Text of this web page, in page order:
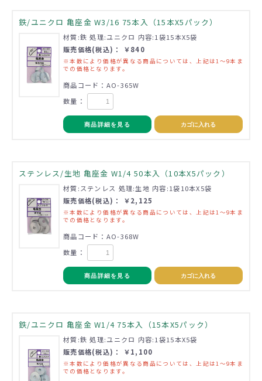
鉄/ユニクロ 亀座金 W3/16 75本入（15本X5パック）
材質:鉄 処理:ユニクロ 内容:1袋15本X5袋
販売価格(税込)： ￥840
※本数により価格が異なる商品については、上記は1～9本ま
での価格となります。
商品コード：AO-365W
数量：
商品詳細を見る カゴに入れる
ステンレス/生地 亀座金 W1/4 50本入（10本X5パック）
材質:ステンレス 処理:生地 内容:1袋10本X5袋
販売価格(税込)： ￥2,125
※本数により価格が異なる商品については、上記は1～9本ま
での価格となります。
商品コード：AO-368W
数量：
商品詳細を見る カゴに入れる
鉄/ユニクロ 亀座金 W1/4 75本入（15本X5パック）
材質:鉄 処理:ユニクロ 内容:1袋15本X5袋
販売価格(税込)： ￥1,100
※本数により価格が異なる商品については、上記は1～9本ま
での価格となります。